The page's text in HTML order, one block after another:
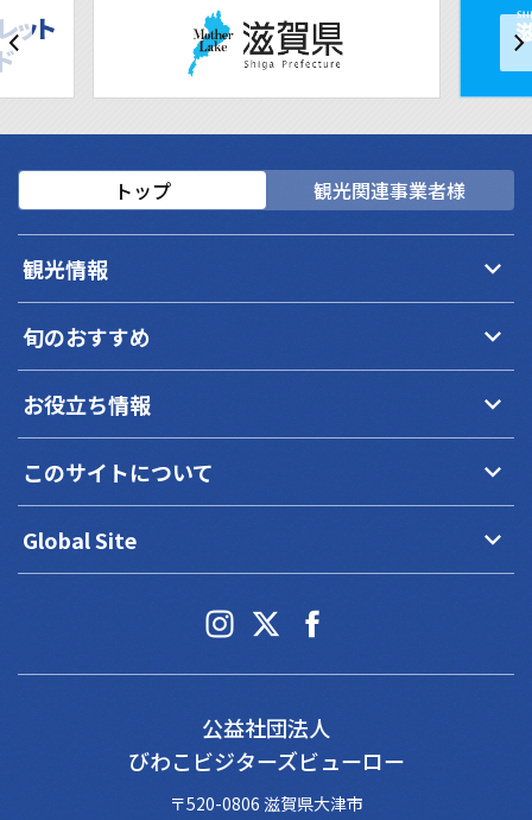
トップ 観光関連事業者様
観光情報 keyboard_arrow_down
旬のおすすめ keyboard_arrow_down
お役立ち情報 keyboard_arrow_down
このサイトについて keyboard_arrow_down
Global Site keyboard_arrow_down
公益社団法人
びわこビジターズビューロー
〒520-0806 滋賀県大津市